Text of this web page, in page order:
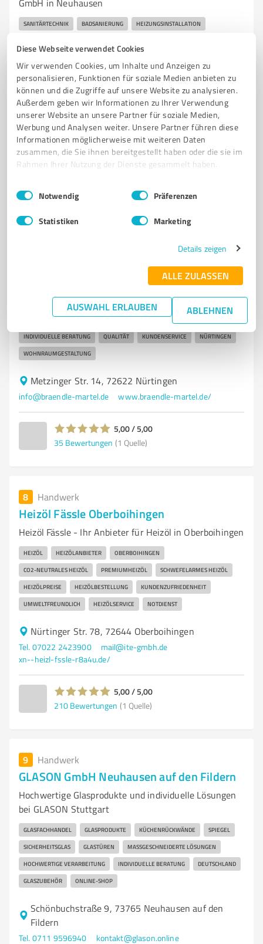
Diese Webseite verwendet Cookies
Wir verwenden Cookies, um Inhalte und Anzeigen zu
personalisieren, Funktionen für soziale Medien anbieten zu
können und die Zugriffe auf unsere Website zu analysieren.
Außerdem geben wir Informationen zu Ihrer Verwendung
unserer Website an unsere Partner für soziale Medien,
Werbung und Analysen weiter. Unsere Partner führen diese
Informationen möglicherweise mit weiteren Daten
zusammen, die Sie ihnen bereitgestellt haben oder die sie im
Rahmen Ihrer Nutzung der Dienste gesammelt haben.
Impressum Datenschutzbestimmungen
Einwilligungsauswahl
Notwendig Präferenzen
Statistiken Marketing
Details zeigen
ALLE ZULASSEN
AUSWAHL ERLAUBEN ABLEHNEN
GmbH in Neuhausen
SANITÄRTECHNIK BADSANIERUNG HEIZUNGSINSTALLATION
HANDWERKLICHE QUALITÄT NEUHAUSEN
Seestraße 13, 73765 Neuhausen auf den Fildern
info@romero-sanitaer.de romero-sanitaer.de/
4,80 / 5,00
45 Bewertungen (1 Quelle)
7 Handwerk
Fliesenleger Meisterbetrieb für Fliesen- und
Natursteinverlegung in Nürtingen
FLIESENVERLEGUNG NATURSTEIN
RENOVIERUNG MEISTERBETRIEB
INDIVIDUELLE BERATUNG QUALITÄT KUNDENSERVICE NÜRTINGEN
WOHNRAUMGESTALTUNG
Metzinger Str. 14, 72622 Nürtingen
info@braendle-martel.de www.braendle-martel.de/
5,00 / 5,00
35 Bewertungen (1 Quelle)
8 Handwerk
Heizöl Fässle Oberboihingen
Heizöl Fässle - Ihr Anbieter für Heizöl in Oberboihingen
HEIZÖL HEIZÖLANBIETER OBERBOIHINGEN
CO2-NEUTRALES HEIZÖL PREMIUMHEIZÖL SCHWEFELARMES HEIZÖL
HEIZÖLPREISE HEIZÖLBESTELLUNG KUNDENZUFRIEDENHEIT
UMWELTFREUNDLICH HEIZÖLSERVICE NOTDIENST
Nürtinger Str. 78, 72644 Oberboihingen
Tel. 07022 2423900
mail@ite-gmbh.de
xn--heizl-fssle-r8a4u.de/
5,00 / 5,00
210 Bewertungen (1 Quelle)
9 Handwerk
GLASON GmbH Neuhausen auf den Fildern
Hochwertige Glasprodukte und individuelle Lösungen
bei GLASON Stuttgart
GLASFACHHANDEL GLASPRODUKTE KÜCHENRÜCKWÄNDE SPIEGEL
SICHERHEITSGLAS GLASTÜREN MASSGESCHNEIDERTE LÖSUNGEN
HOCHWERTIGE VERARBEITUNG INDIVIDUELLE BERATUNG DEUTSCHLAND
GLASZUBEHÖR ONLINE-SHOP
Schönbuchstraße 9, 73765 Neuhausen auf den
Fildern
Tel. 0711 9596940
kontakt@glason.online